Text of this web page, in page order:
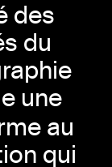
des
du
une
au
qui